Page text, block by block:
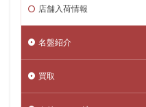
店舗入荷情報
名盤紹介
買取